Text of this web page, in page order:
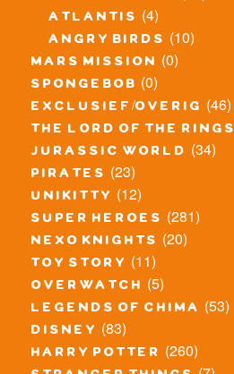
atlantis (4)
angry birds (10)
mars mission (0)
spongebob (0)
exclusief/overig (46)
the lord of the rings
jurassic world (34)
pirates (23)
unikitty (12)
super heroes (281)
nexo knights (20)
toy story (11)
overwatch (5)
legends of chima (53)
disney (83)
harry potter (260)